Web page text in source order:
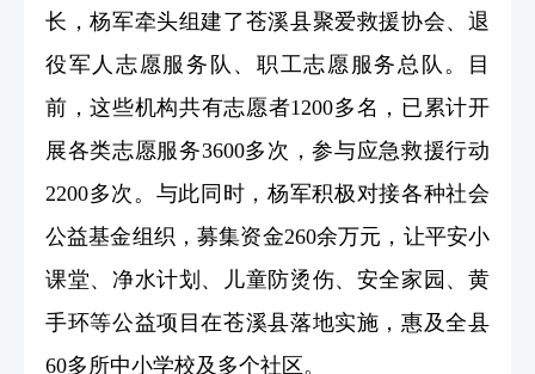
长，杨军牵头组建了苍溪县聚爱救援协会、退
役军人志愿服务队、职工志愿服务总队。目
前，这些机构共有志愿者1200多名，已累计开
展各类志愿服务3600多次，参与应急救援行动
2200多次。与此同时，杨军积极对接各种社会
公益基金组织，募集资金260余万元，让平安小
课堂、净水计划、儿童防烫伤、安全家园、黄
手环等公益项目在苍溪县落地实施，惠及全县
60多所中小学校及多个社区。